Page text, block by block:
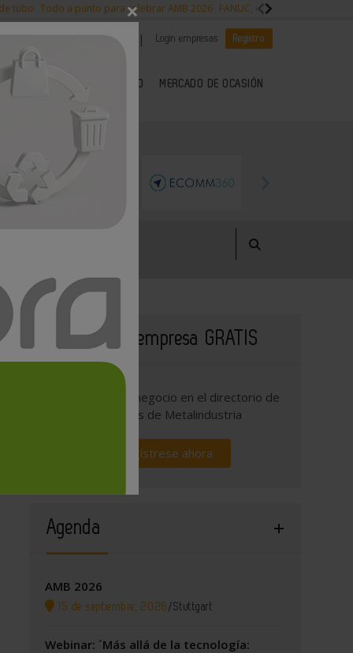
tubo Todo a punto para celebrar AMB 2026 FANUC, colaboración con
Es noticia | CANAL EMPLEO | Login empresas Registro
SECTOR DEL METAL KIOSCO MERCADO DE OCASIÓN
Publique su empresa GRATIS
Promocione su negocio en el directorio de
empresas de Metalindustria
Regístrese ahora
Agenda
AMB 2026
15 de septiembre, 2026 /Stuttgart
Webinar: ´Más allá de la tecnología:
×